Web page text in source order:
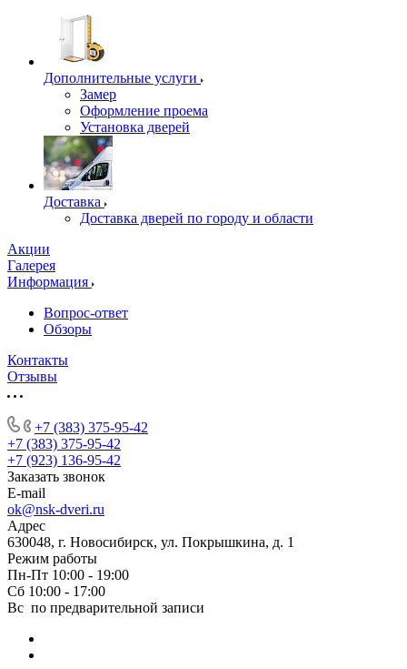
Дополнительные услуги
Замер
Оформление проема
Установка дверей
Доставка
Доставка дверей по городу и области
Акции
Галерея
Информация
Вопрос-ответ
Обзоры
Контакты
Отзывы
+7 (383) 375-95-42
+7 (383) 375-95-42
+7 (923) 136-95-42
Заказать звонок
E-mail
ok@nsk-dveri.ru
Адрес
630048, г. Новосибирск, ул. Покрышкина, д. 1
Режим работы
Пн-Пт 10:00 - 19:00
Сб 10:00 - 17:00
Вс по предварительной записи